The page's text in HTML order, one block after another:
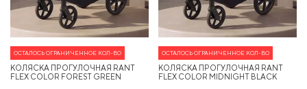
ОСТАЛОСЬ ОГРАНИЧЕННОЕ КОЛ-ВО
КОЛЯСКА ПРОГУЛОЧНАЯ RANT
FLEX COLOR FOREST GREEN
ОСТАЛОСЬ ОГРАНИЧЕННОЕ КОЛ-ВО
КОЛЯСКА ПРОГУЛОЧНАЯ RANT
FLEX COLOR MIDNIGHT BLACK